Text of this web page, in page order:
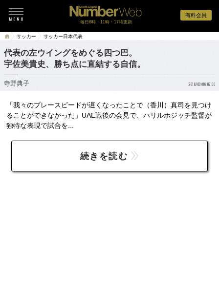
有料会員
毎日6時・11時・17時更新
サッカー サッカー日本代表
代表の左ウイングをめぐる四つ巴。
宇佐美貴史、勝ち点に直結する自信。
寺野典子 2016/09/06 07:00
「我々のプレースピードが遅くなったことで（香川）真司を見つけ
ることができなかった」UAE戦後の会見で、ハリルホジッチ監督が
独特な表現で試合を...
続きを読む